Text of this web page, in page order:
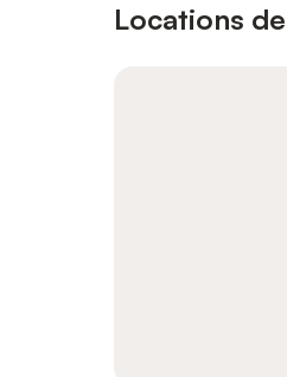
Locations